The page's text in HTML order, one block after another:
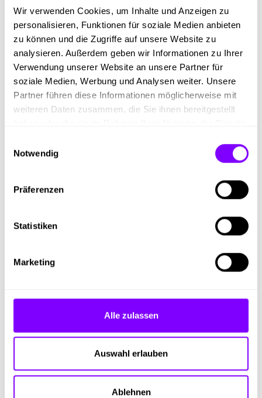
Wir verwenden Cookies, um Inhalte und Anzeigen zu
personalisieren, Funktionen für soziale Medien anbieten
zu können und die Zugriffe auf unsere Website zu
analysieren. Außerdem geben wir Informationen zu Ihrer
Verwendung unserer Website an unsere Partner für
soziale Medien, Werbung und Analysen weiter. Unsere
Partner führen diese Informationen möglicherweise mit
weiteren Daten zusammen, die Sie ihnen bereitgestellt
Notwendig
Präferenzen
Statistiken
Marketing
Alle zulassen
Auswahl erlauben
Ablehnen
gerne mit einer kostenlosen Lernunterstützung
Du bekommst Sonderrabatte auf Reifen und
Autoservice Leistungen
Die ganzen anderen Benefits und Vergünstigungen
sind auch ziemlich cool (Prozente in
Modegeschäften, auf Flüge, auf Elektromarken,
uvm.)
Wenn du möchtest, kannst du eine Lehre mit
Familienunternehmen
Du willst einen sicheren Arbeitsplatz? Nach
Leistungen einen fixen Arbeitsplatz zu
Als Motivation bekommst du auch Erfolgsprämien
Lernbereitschaft und Engagement
Positiver Pflichtschulabschluss
Verlässlichkeit und Freundlichkeit